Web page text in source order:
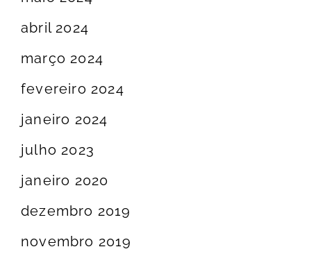
abril 2024
março 2024
fevereiro 2024
janeiro 2024
julho 2023
janeiro 2020
dezembro 2019
novembro 2019